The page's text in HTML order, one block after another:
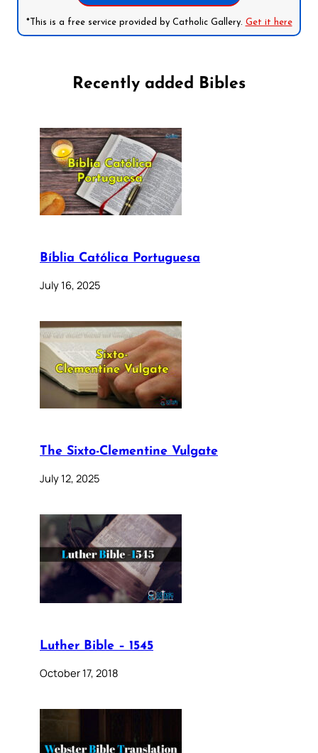
*This is a free service provided by Catholic Gallery. Get it here
Recently added Bibles
Bíblia Católica Portuguesa
July 16, 2025
The Sixto-Clementine Vulgate
July 12, 2025
Luther Bible – 1545
October 17, 2018